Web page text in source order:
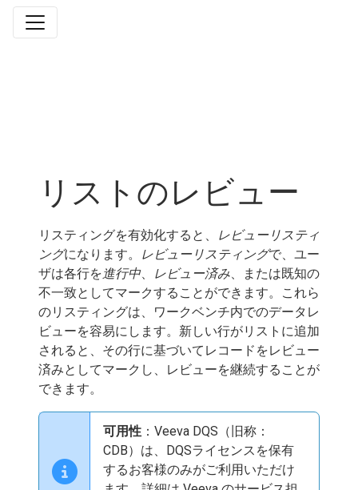
リストのレビュー
リスティングを有効化すると、
レビューリスティ
ングになります。 レビューリスティングで、ユー
ザは各行を進行中、 レビュー済み、または既知の
不一致としてマークすることができます。これら
のリスティングは、ワークベンチ内でのデータレ
ビューを容易にします。新しい行がリストに追加
されると、その行に基づいてレコードをレビュー
済みとしてマークし、レビューを継続することが
できます。
可用性 ：Veeva DQS（旧称：
CDB）は、DQSライセンスを保有
するお客様のみがご利用いただけ